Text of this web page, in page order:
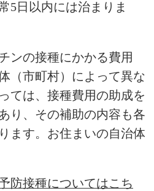
5日以内には治まりま
ンの接種にかかる費用
（市町村）によって異な
ては、接種費用の助成を
り、その補助の内容も各
ます。お住まいの自治体
防接種についてはこち